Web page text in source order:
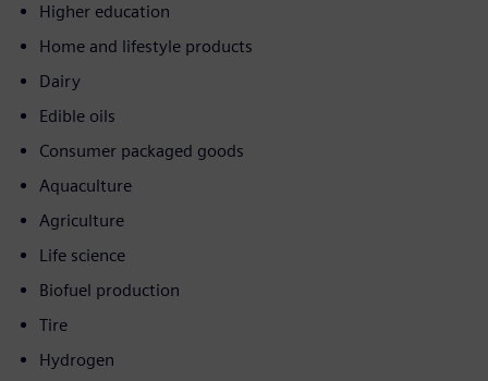
Higher education
Home and lifestyle products
Dairy
Edible oils
Consumer packaged goods
Aquaculture
Agriculture
Life science
Biofuel production
Tire
Hydrogen